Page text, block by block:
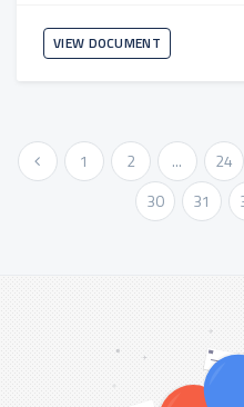
VIEW DOCUMENT
« Previous 1 2 ... 24
30
31